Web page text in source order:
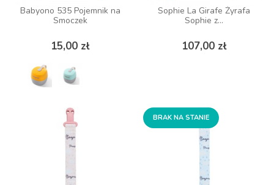
Babyono 535 Pojemnik na
Smoczek
15,00 zł
Cena
ZOBACZ WIĘCEJ
Babyono 535 Pojemnik na
Smoczek
15,00 zł
Cena
Sophie La Girafe Żyrafa
Sophie z...
107,00 zł
Cena
Sophie La Girafe Żyrafa
Sophie z...
107,00 zł
Cena
BRAK NA STANIE
BRAK NA STANIE